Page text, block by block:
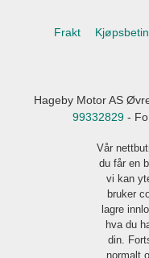
Frakt
Hageby Motor AS
99332829-
Vår
du får en
vi kan
bruker
lagre
hva du
din.
normalt